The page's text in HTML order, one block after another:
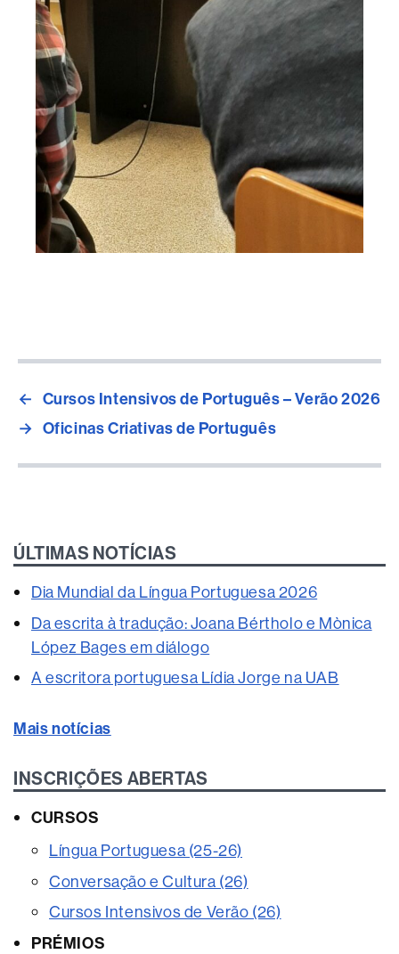
← Cursos Intensivos de Português – Verão 2026
→ Oficinas Criativas de Português
ÚLTIMAS NOTÍCIAS
Dia Mundial da Língua Portuguesa 2026
Da escrita à tradução: Joana Bértholo e Mònica
López Bages em diálogo
A escritora portuguesa Lídia Jorge na UAB
Mais notícias
INSCRIÇÕES ABERTAS
CURSOS
Língua Portuguesa (25-26)
Conversação e Cultura (26)
Cursos Intensivos de Verão (26)
PRÉMIOS